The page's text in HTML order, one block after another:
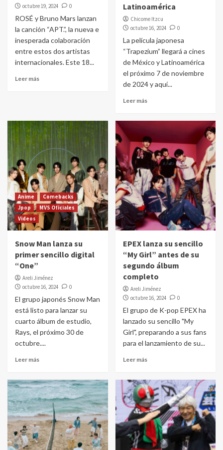
octubre 19, 2024
0
ROSÉ y Bruno Mars lanzan
la canción “APT.”, la nueva e
inesperada colaboración
entre estos dos artistas
internacionales. Este 18...
Leer más
Latinoamérica
Chicome Itzcu
octubre 16, 2024
0
La película japonesa
“Trapezium” llegará a cines
de México y Latinoamérica
el próximo 7 de noviembre
de 2024 y aquí...
Leer más
Anime
Comebacks
Jpop
MVS Oficiales
Videos
Snow Man lanza su
primer sencillo digital
“One”
Areli Jiménez
octubre 16, 2024
0
El grupo japonés Snow Man
está listo para lanzar su
cuarto álbum de estudio,
Rays, el próximo 30 de
octubre....
Leer más
EPEX lanza su sencillo
“My Girl” antes de su
segundo álbum
completo
Areli Jiménez
octubre 16, 2024
0
El grupo de K-pop EPEX ha
lanzado su sencillo "My
Girl", preparando a sus fans
para el lanzamiento de su...
Leer más